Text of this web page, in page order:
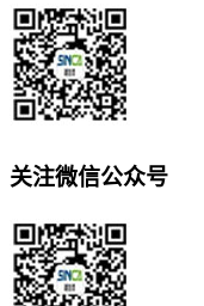
关注微信公众号